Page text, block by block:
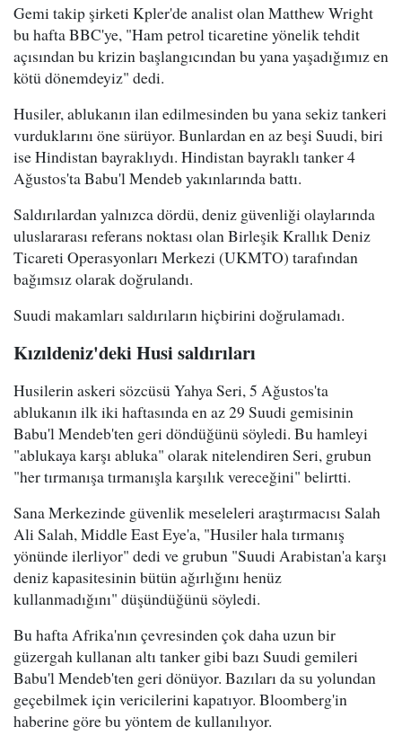
Gemi takip şirketi Kpler'de analist olan Matthew Wright
bu hafta BBC'ye, "Ham petrol ticaretine yönelik tehdit
açısından bu krizin başlangıcından bu yana yaşadığımız en
kötü dönemdeyiz" dedi.
Husiler, ablukanın ilan edilmesinden bu yana sekiz tankeri
vurduklarını öne sürüyor. Bunlardan en az beşi Suudi, biri
ise Hindistan bayraklıydı. Hindistan bayraklı tanker 4
Ağustos'ta Babu'l Mendeb yakınlarında battı.
Saldırılardan yalnızca dördü, deniz güvenliği olaylarında
uluslararası referans noktası olan Birleşik Krallık Deniz
Ticareti Operasyonları Merkezi (UKMTO) tarafından
bağımsız olarak doğrulandı.
Suudi makamları saldırıların hiçbirini doğrulamadı.
Kızıldeniz'deki Husi saldırıları
Husilerin askeri sözcüsü Yahya Seri, 5 Ağustos'ta
ablukanın ilk iki haftasında en az 29 Suudi gemisinin
Babu'l Mendeb'ten geri döndüğünü söyledi. Bu hamleyi
"ablukaya karşı abluka" olarak nitelendiren Seri, grubun
"her tırmanışa tırmanışla karşılık vereceğini" belirtti.
Sana Merkezinde güvenlik meseleleri araştırmacısı Salah
Ali Salah, Middle East Eye'a, "Husiler hala tırmanış
yönünde ilerliyor" dedi ve grubun "Suudi Arabistan'a karşı
deniz kapasitesinin bütün ağırlığını henüz
kullanmadığını" düşündüğünü söyledi.
Bu hafta Afrika'nın çevresinden çok daha uzun bir
güzergah kullanan altı tanker gibi bazı Suudi gemileri
Babu'l Mendeb'ten geri dönüyor. Bazıları da su yolundan
geçebilmek için vericilerini kapatıyor. Bloomberg'in
haberine göre bu yöntem de kullanılıyor.